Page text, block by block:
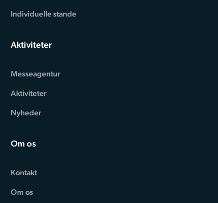
Individuelle stande
Aktiviteter
Messeagentur
Aktiviteter
Nyheder
Om os
Kontakt
Om os